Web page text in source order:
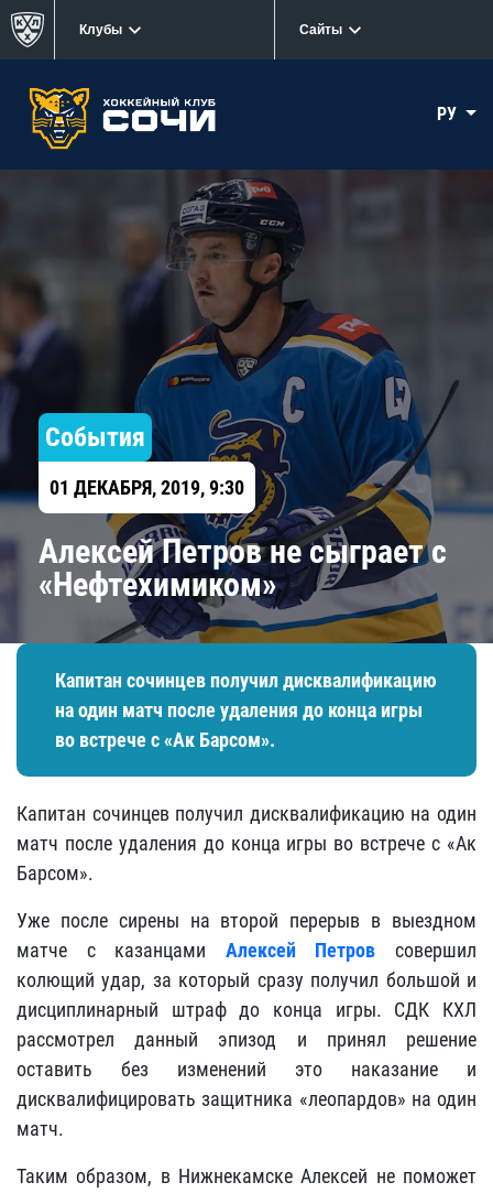
Клубы Сайты
РУ
События
01 ДЕКАБРЯ, 2019, 9:30
Алексей Петров не сыграет с
«Нефтехимиком»
Капитан сочинцев получил дисквалификацию
на один матч после удаления до конца игры
во встрече с «Ак Барсом».
Капитан сочинцев получил дисквалификацию на один
матч после удаления до конца игры во встрече с «Ак
Барсом».
Уже после сирены на второй перерыв в выездном
матче с казанцами Алексей Петров совершил
колющий удар, за который сразу получил большой и
дисциплинарный штраф до конца игры. СДК КХЛ
рассмотрел данный эпизод и принял решение
оставить без изменений это наказание и
дисквалифицировать защитника «леопардов» на один
матч.
Таким образом, в Нижнекамске Алексей не поможет